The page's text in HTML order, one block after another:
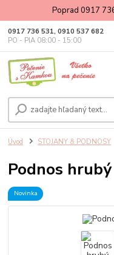
Poprad 0917
0917 736 531, 0910 537 682
PO - PIA 08:00 - 15:00
Úvod STOJANY & PODNOSY
Podnos
Novinka